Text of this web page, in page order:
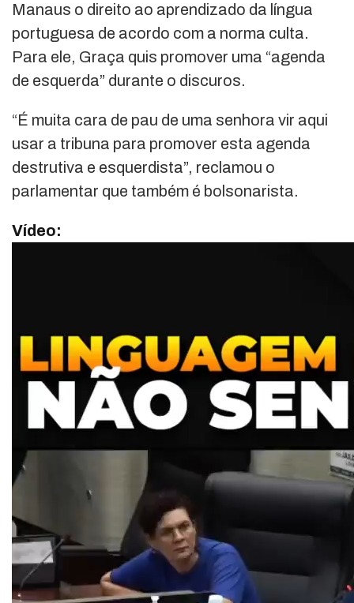
Manaus o direito ao aprendizado da língua
portuguesa de acordo com a norma culta.
Para ele, Graça quis promover uma “agenda
de esquerda” durante o discuros.
“É muita cara de pau de uma senhora vir aqui
usar a tribuna para promover esta agenda
destrutiva e esquerdista”, reclamou o
parlamentar que também é bolsonarista.
Vídeo: